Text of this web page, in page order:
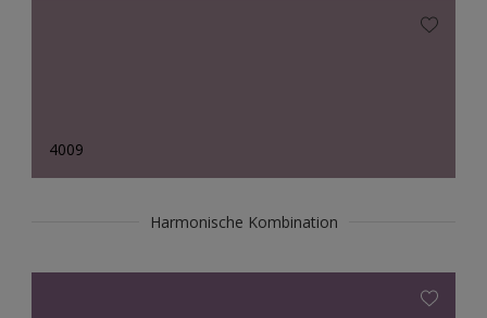
4009
Harmonische Kombination